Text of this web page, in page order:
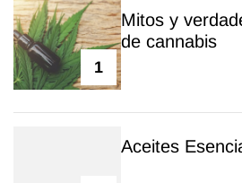
1
Mitos y
de cannabis
Aceites